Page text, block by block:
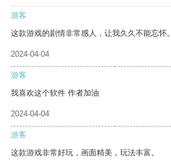
游客
这款游戏的剧情非常感人，让我久久不能忘怀。
2024-04-04
游客
我喜欢这个软件 作者加油
2024-04-04
游客
这款游戏非常好玩，画面精美，玩法丰富。